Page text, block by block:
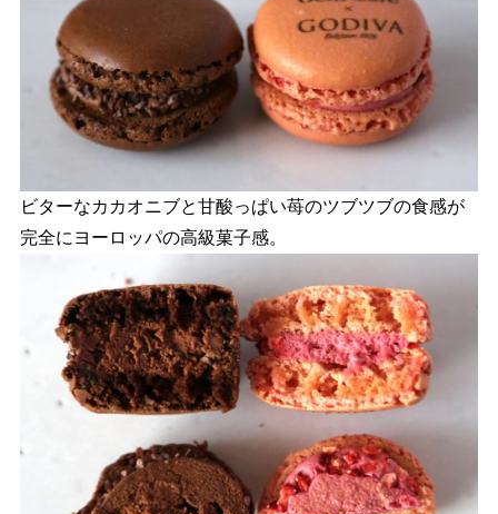
ビターなカカオニブと甘酸っぱい苺のツブツブの食感が
完全にヨーロッパの高級菓子感。